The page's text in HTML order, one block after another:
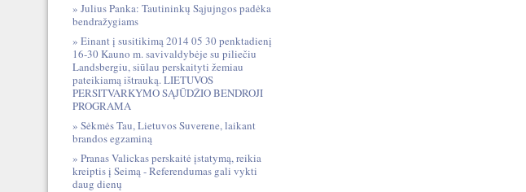
Julius Panka: Tautininkų Sąjujngos padėka
bendražygiams
Einant į susitikimą 2014 05 30 penktadienį
16-30 Kauno m. savivaldybėje su piliečiu
Landsbergiu, siūlau perskaityti žemiau
pateikiamą ištrauką. LIETUVOS
PERSITVARKYMO SĄJŪDŽIO BENDROJI
PROGRAMA
Sėkmės Tau, Lietuvos Suverene, laikant
brandos egzaminą
Pranas Valickas perskaitė įstatymą, reikia
kreiptis į Seimą - Referendumas gali vykti
daug dienų